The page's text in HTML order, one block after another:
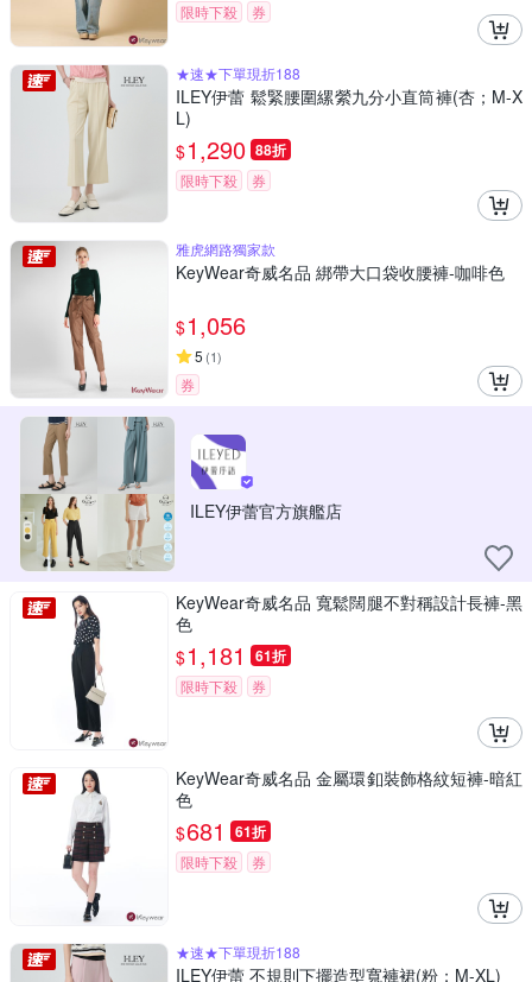
限時下殺 券
★速★下單現折188
ILEY伊蕾 鬆緊腰圍縲縈九分小直筒褲(杏；M-X
L)
$1,290 88折
限時下殺 券
雅虎網路獨家款
KeyWear奇威名品 綁帶大口袋收腰褲-咖啡色
$1,056
5 (1)
券
ILEY伊蕾官方旗艦店
KeyWear奇威名品 寬鬆闊腿不對稱設計長褲-黑
色
$1,181 61折
限時下殺 券
KeyWear奇威名品 金屬環釦裝飾格紋短褲-暗紅
色
$681 61折
限時下殺 券
★速★下單現折188
ILEY伊蕾 不規則下擺造型寬褲裙(粉；M-XL)